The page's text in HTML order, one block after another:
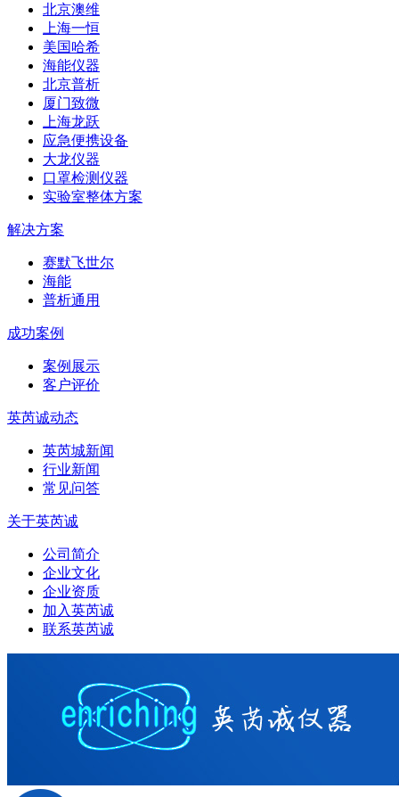
北京澳维
上海一恒
美国哈希
海能仪器
北京普析
厦门致微
上海龙跃
应急便携设备
大龙仪器
口罩检测仪器
实验室整体方案
解决方案
赛默飞世尔
海能
普析通用
成功案例
案例展示
客户评价
英芮诚动态
英芮城新闻
行业新闻
常见问答
关于英芮诚
公司简介
企业文化
企业资质
加入英芮诚
联系英芮诚